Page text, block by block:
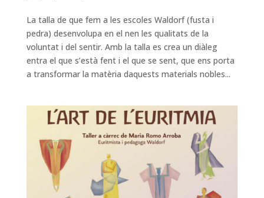
La talla de que fem a les escoles Waldorf (fusta i
pedra) desenvolupa en el nen les qualitats de la
voluntat i del sentir. Amb la talla es crea un diàleg
entra el que s’està fent i el que se sent, que ens porta
a transformar la matèria daquests materials nobles...